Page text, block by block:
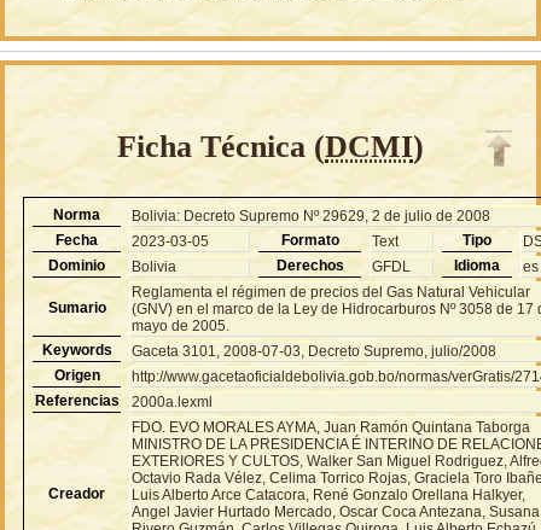
Ficha Técnica (DCMI)
Norma
Bolivia: Decreto Supremo Nº 29629, 2 de julio de 2008
Fecha
2023-03-05 Formato Text Tipo
Dominio
Bolivia Derechos GFDL Idioma es
Sumario
Reglamenta el régimen de precios del Gas Natural Vehicular
(GNV) en el marco de la Ley de Hidrocarburos Nº 3058 de 17
mayo de 2005.
Keywords
Gaceta 3101, 2008-07-03, Decreto Supremo, julio/2008
Origen
http://www.gacetaoficialdebolivia.gob.bo/normas/verGratis/
Referencias
2000a.lexml
Creador
FDO. EVO MORALES AYMA, Juan Ramón Quintana Taborga
MINISTRO DE LA PRESIDENCIA É INTERINO DE
EXTERIORES Y CULTOS, Walker San Miguel Rodriguez,
Octavio Rada Vélez, Celima Torrico Rojas, Graciela Toro
Luis Alberto Arce Catacora, René Gonzalo Orellana Halkyer,
Angel Javier Hurtado Mercado, Oscar Coca Antezana, Susana